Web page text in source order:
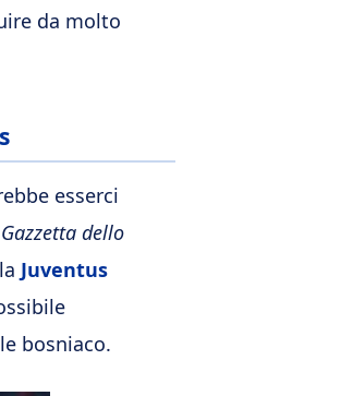
da molto
esserci
Gazzetta dello
Juventus
bosniaco.